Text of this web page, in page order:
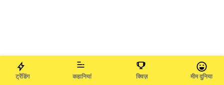
ट्रेंडिंग कहानियां क्विज़ मीम दुनिया